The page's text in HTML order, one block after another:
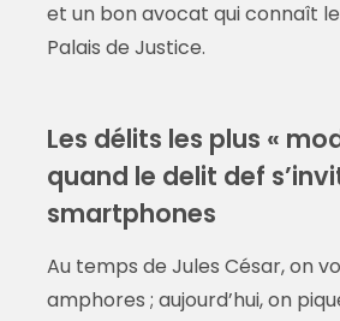
et un bon avocat qui connaît
Palais de Justice.
Les délits les plus «
quand le delit def
smartphones
Au temps de Jules César, on
amphores ; aujourd’hui, on